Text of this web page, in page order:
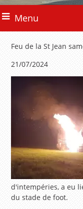
Menu
Feu de la St Jean
21/07/2024
d'intempéries, a eu
du stade de foot.